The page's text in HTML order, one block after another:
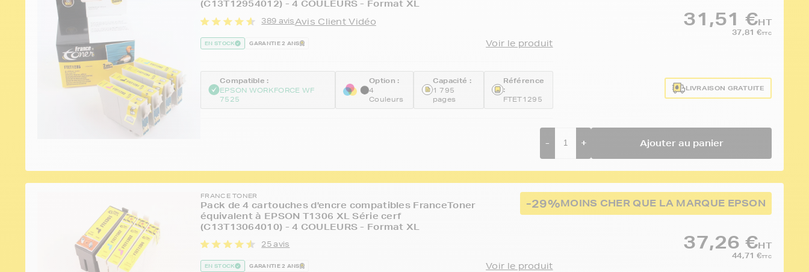
(C13T12954012) - 4 COULEURS - Format XL
389 avisAvis Client Vidéo
EN STOCK GARANTIE 2 ANS Voir le produit
Compatible :
EPSON WORKFORCE WF
7525
Option :
4
Couleurs
Capacité :
1 795
pages
Référence
:
FTET1295
31,51 €HT
37,81 €TTC
LIVRAISON GRATUITE
- + Ajouter au panier
-29%MOINS CHER QUE LA MARQUE EPSON
FRANCE TONER
Pack de 4 cartouches d'encre compatibles FranceToner
équivalent à EPSON T1306 XL Série cerf
(C13T13064010) - 4 COULEURS - Format XL
25 avis
EN STOCK GARANTIE 2 ANS Voir le produit
37,26 €HT
44,71 €TTC